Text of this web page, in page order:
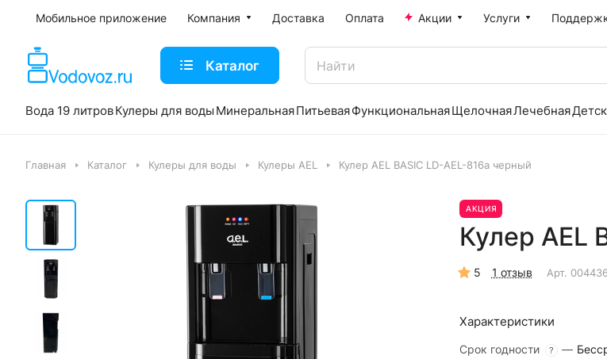
Мобильное приложение Компания Доставка Оплата Акции Услуги
Каталог
Вода 19 литровКулеры для воды МинеральнаяПитьеваяФункциональнаяЩелочнаяЛечебная
Главная Каталог Кулеры для воды Кулеры AEL Кулер AEL BASIC LD-AEL-816a черный
АКЦИЯ
Кулер AEL
5 1 отзыв Арт.
Характеристики
Срок годности ? —